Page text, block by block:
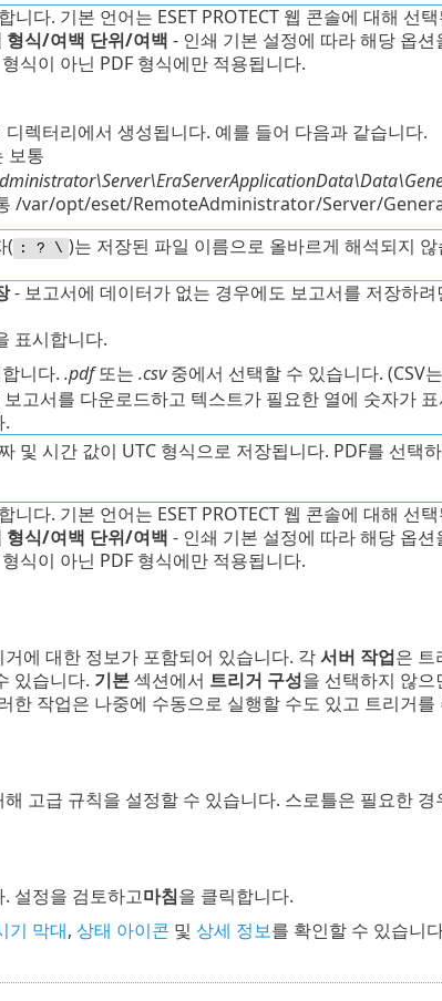
니다. 기본 언어는 ESET PROTECT 웹 콘솔에 대해 선
식/여백 단위/여백 - 인쇄 기본 설정에 따라 해당 옵
식이 아닌 PDF 형식에만 적용됩니다.
렉터리에서 생성됩니다. 예를 들어 다음과 같습니다.
보통
/var/opt/eset/RemoteAdministrator/Server/
( : ? \ )는 저장된 파일 이름으로 올바르게 해석되지 않
- 보고서에 데이터가 없는 경우에도 보고서를 저장하
표시합니다.
니다. .pdf또는 .csv중에서 선택할 수 있습니다. (CSV
고서를 다운로드하고 텍스트가 필요한 열에 숫자가
.
및 시간 값이 UTC 형식으로 저장됩니다. PDF를 선택
니다. 기본 언어는 ESET PROTECT 웹 콘솔에 대해 선
식/여백 단위/여백 - 인쇄 기본 설정에 따라 해당 옵
식이 아닌 PDF 형식에만 적용됩니다.
에 대한 정보가 포함되어 있습니다. 각서버 작업은 트
있습니다. 기본섹션에서 트리거 구성을 선택하지 않
한 작업은 나중에 수동으로 실행할 수도 있고 트리거
해 고급 규칙을 설정할 수 있습니다. 스로틀은 필요한
설정을 검토하고마침을 클릭합니다.
기 막대, 상태 아이콘 및 상세 정보를 확인할 수 있습니